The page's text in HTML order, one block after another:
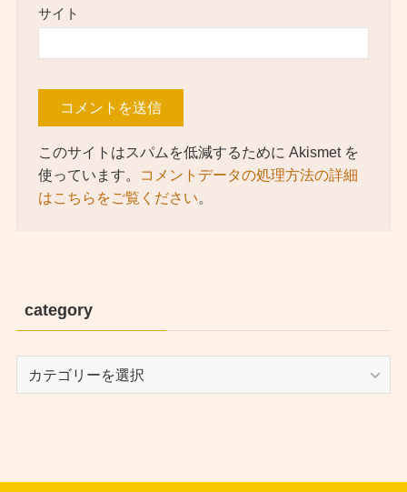
サイト
このサイトはスパムを低減するために Akismet を
使っています。
コメントデータの処理方法の詳細
はこちらをご覧ください。
category
category